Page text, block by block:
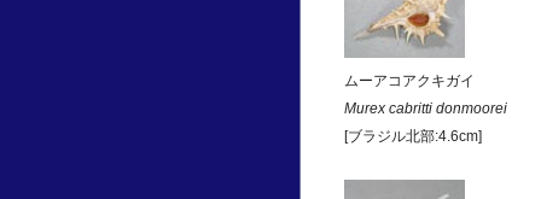
ムーアコアクキガイ
Murex cabritti donmoorei
[ブラジル北部:4.6cm]